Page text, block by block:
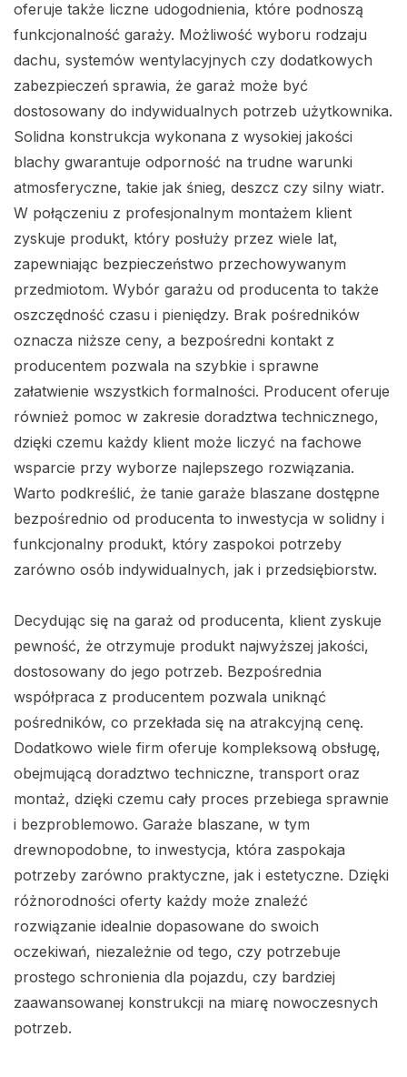
oferuje także liczne udogodnienia, które podnoszą
funkcjonalność garaży. Możliwość wyboru rodzaju
dachu, systemów wentylacyjnych czy dodatkowych
zabezpieczeń sprawia, że garaż może być
dostosowany do indywidualnych potrzeb użytkownika.
Solidna konstrukcja wykonana z wysokiej jakości
blachy gwarantuje odporność na trudne warunki
atmosferyczne, takie jak śnieg, deszcz czy silny wiatr.
W połączeniu z profesjonalnym montażem klient
zyskuje produkt, który posłuży przez wiele lat,
zapewniając bezpieczeństwo przechowywanym
przedmiotom. Wybór garażu od producenta to także
oszczędność czasu i pieniędzy. Brak pośredników
oznacza niższe ceny, a bezpośredni kontakt z
producentem pozwala na szybkie i sprawne
załatwienie wszystkich formalności. Producent oferuje
również pomoc w zakresie doradztwa technicznego,
dzięki czemu każdy klient może liczyć na fachowe
wsparcie przy wyborze najlepszego rozwiązania.
Warto podkreślić, że tanie garaże blaszane dostępne
bezpośrednio od producenta to inwestycja w solidny i
funkcjonalny produkt, który zaspokoi potrzeby
zarówno osób indywidualnych, jak i przedsiębiorstw.
Decydując się na garaż od producenta, klient zyskuje
pewność, że otrzymuje produkt najwyższej jakości,
dostosowany do jego potrzeb. Bezpośrednia
współpraca z producentem pozwala uniknąć
pośredników, co przekłada się na atrakcyjną cenę.
Dodatkowo wiele firm oferuje kompleksową obsługę,
obejmującą doradztwo techniczne, transport oraz
montaż, dzięki czemu cały proces przebiega sprawnie
i bezproblemowo. Garaże blaszane, w tym
drewnopodobne, to inwestycja, która zaspokaja
potrzeby zarówno praktyczne, jak i estetyczne. Dzięki
różnorodności oferty każdy może znaleźć
rozwiązanie idealnie dopasowane do swoich
oczekiwań, niezależnie od tego, czy potrzebuje
prostego schronienia dla pojazdu, czy bardziej
zaawansowanej konstrukcji na miarę nowoczesnych
potrzeb.